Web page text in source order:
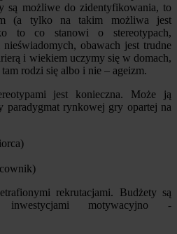
są możliwe do zidentyfikowania, to
(a tylko na takim możliwa jest
to co stanowi o stereotypach,
obawach jest trudne
i wiekiem uczymy się w domach,
rodzi się albo i nie – ageizm.
jest konieczna. Może ją
paradygmat rynkowej gry opartej na
rekrutacjami. Budżety są
inwestycjami motywacyjno -